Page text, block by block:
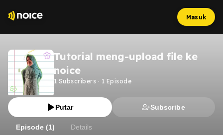
Masuk
Tutorial meng-upload file ke
noice
1 Subscribers · 1 Episode
Putar Subscribe
Episode (1) Details